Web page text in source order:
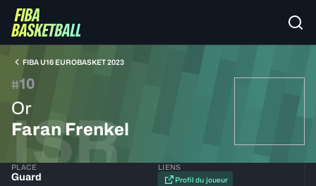
FIBA U16 EUROBASKET 2023
#10
Or
Faran Frenkel
ISR
PLACE
Guard
LIENS
Profil du joueur